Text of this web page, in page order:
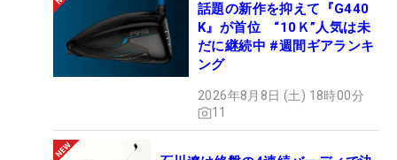
話題の新作を抑えて『G440
K』が首位 “10Ｋ”人気は未
だに継続中 #週間ギアランキ
ング
2026年8月8日 (土) 18時00分
11